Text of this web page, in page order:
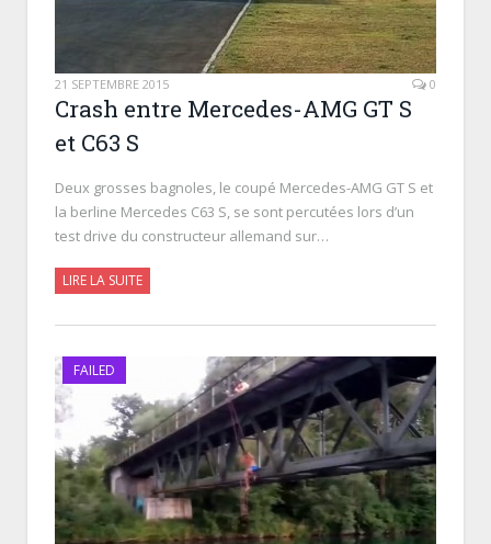
21 SEPTEMBRE 2015 0
Crash entre Mercedes-AMG GT S
et C63 S
Deux grosses bagnoles, le coupé Mercedes-AMG GT S et
la berline Mercedes C63 S, se sont percutées lors d’un
test drive du constructeur allemand sur…
LIRE LA SUITE
FAILED